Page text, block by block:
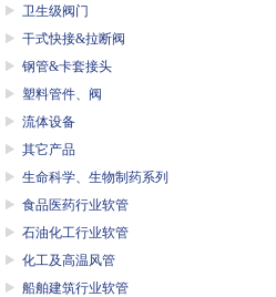
卫生级阀门
干式快接&拉断阀
钢管&卡套接头
塑料管件、阀
流体设备
其它产品
生命科学、生物制药系列
食品医药行业软管
石油化工行业软管
化工及高温风管
船舶建筑行业软管